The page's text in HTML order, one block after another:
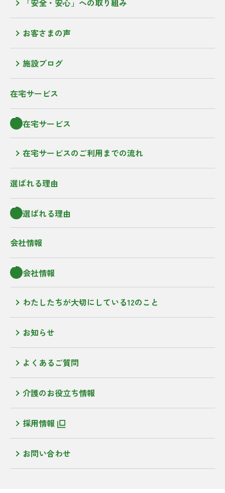
「安全・安心」への取り組み
お客さまの声
施設ブログ
在宅サービス
在宅サービス
在宅サービスのご利用までの流れ
選ばれる理由
選ばれる理由
会社情報
会社情報
わたしたちが大切にしている12のこと
お知らせ
よくあるご質問
介護のお役立ち情報
採用情報
お問い合わせ